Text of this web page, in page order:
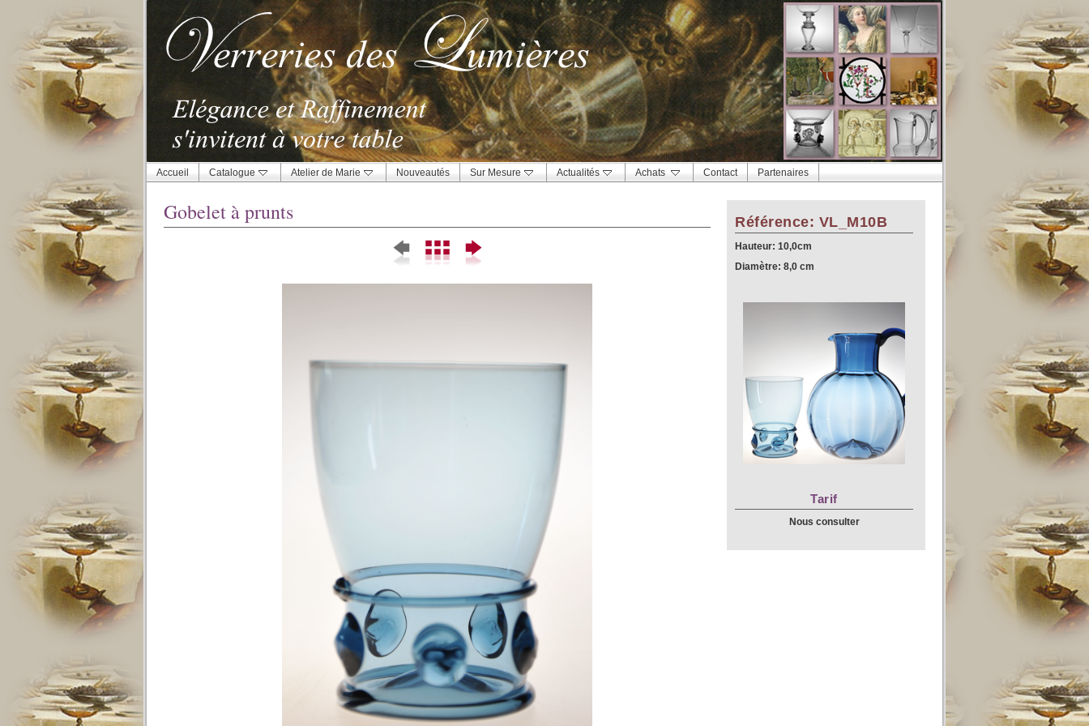
Accueil Catalogue Atelier de Marie Nouveautés Sur Mesure Actualités Achats Contact Partenaires
Référence: VL_M10B
Hauteur: 10,0cm
Diamètre: 8,0 cm
Tarif
Nous consulter
Gobelet à prunts